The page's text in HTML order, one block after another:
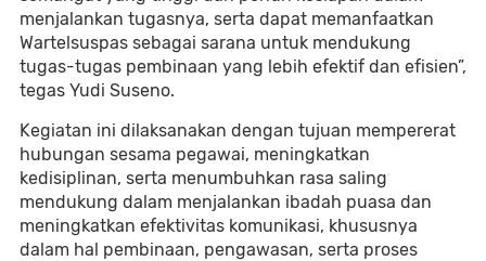
menjalankan tugasnya, serta dapat memanfaatkan
Wartelsuspas sebagai sarana untuk mendukung
tugas-tugas pembinaan yang lebih efektif dan efisien”,
tegas Yudi Suseno.
Kegiatan ini dilaksanakan dengan tujuan mempererat
hubungan sesama pegawai, meningkatkan
kedisiplinan, serta menumbuhkan rasa saling
mendukung dalam menjalankan ibadah puasa dan
meningkatkan efektivitas komunikasi, khususnya
dalam hal pembinaan, pengawasan, serta proses